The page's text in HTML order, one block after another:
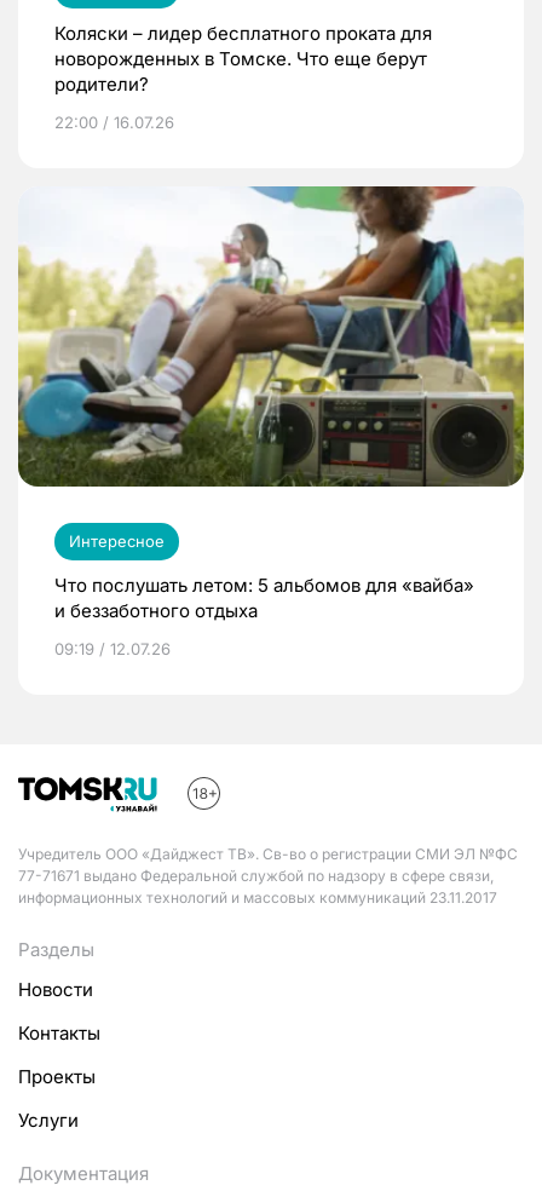
Коляски – лидер бесплатного проката для
новорожденных в Томске. Что еще берут
родители?
22:00 / 16.07.26
Интересное
Что послушать летом: 5 альбомов для «вайба»
и беззаботного отдыха
09:19 / 12.07.26
Учредитель ООО «Дайджест ТВ». Св-во о регистрации СМИ ЭЛ №ФС
77-71671 выдано Федеральной службой по надзору в сфере связи,
информационных технологий и массовых коммуникаций 23.11.2017
Разделы
Новости
Контакты
Проекты
Услуги
Документация